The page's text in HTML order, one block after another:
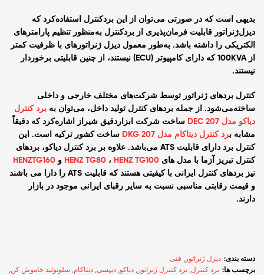
بدیهی است که در صورتی می‌توان از این برد‌کنترل استفاده‌کرد که
دیزل‌ژنراتور قابلیت فرمان‌پذیری از بردکنترل به‌منظور تنظیم پارامترهای
الکتریکی را داشته باشد. به‌طور معمول دیزل ژنراتورهای با ظرفیت کمتر
از 100KVA که دارای کامپیوتر (ECU) نیستند، از چنین قابلیتی برخوردار
نیستند.
کنترل بردهای ژنراتور توسط شرکت‌های مختلف خارجی و داخلی
ساخته‌می‌شود. از جمله بردهای ‌کنترل تولید داخل، می‌توان به برد کنترل
دیاکو مدل DEC 207
ساخت شرکت ابزاردقیق شیراز اشاره‌کرد که دقیقاً
مشابه برد کنترل دیتاکام مدل DKG 207
ساخت کشور ترکیه است. این
کنترل برد دارای قابلیت ATS می‌باشد. علاوه بر برد کنترل دیاکو، بردهای
کنترل تبریز آزما با مدل های
HENZ TG80 ، HENZ TG100 و HENZTG160
نیز بردهای کنترل ایرانی با کیفیتی هستند که قابلیت ATS را دارا می باشند
و قیمت رقابتی مناسبی نسبت به سایر رقبای ایرانی موجود در بازار
دارند.
دسته بندی: دیزل ژنراتور , فنی
برچسب ها: برد کنترل, برد کنترل ژنراتور , دیاکو, دیپسی, دیتاکام, سلونوئید خاموش کن,